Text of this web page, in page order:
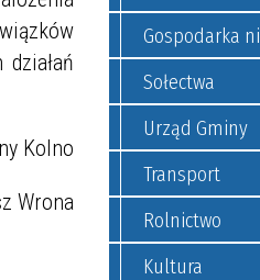
Kolno
Wrona
Gospodarka
Sołectwa
Urząd Gminy
Transport
Rolnictwo
Kultura